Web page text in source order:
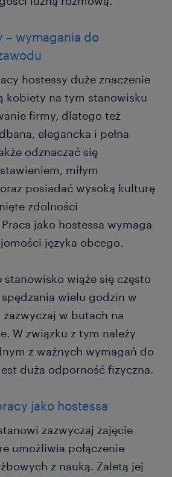
– wymagania do
hostessy duże znaczenie
kobiety na tym stanowisku
firmy, dlatego też
elegancka i pełna
odznaczać się
miłym
posiadać wysoką kulturę
zdolności
jako hostessa wymaga
języka obcego.
stanowisko wiąże się często
wielu godzin w
w butach na
W związku z tym należy
z ważnych wymagań do
duża odporność fizyczna.
jako hostessa
zazwyczaj zajęcie
umożliwia połączenie
z nauką. Zaletą jej